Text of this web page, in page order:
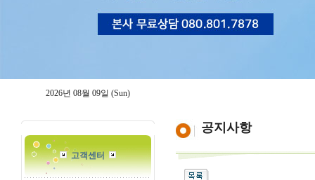
2026년 08월 09일 (Sun)
고객센터
공지사항